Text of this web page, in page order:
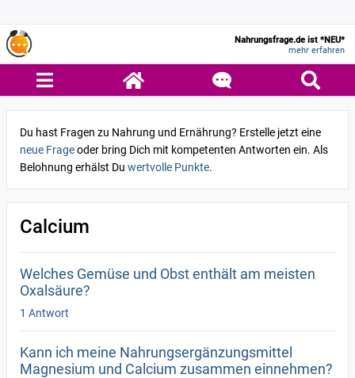
Nahrungsfrage.de ist *NEU*
mehr erfahren
Du hast Fragen zu Nahrung und Ernährung? Erstelle jetzt eine
neue Frageoder bring Dich mit kompetenten Antworten ein. Als
Belohnung erhälst Du wertvolle Punkte.
Calcium
Welches Gemüse und Obst enthält am meisten
Oxalsäure?
1 Antwort
Kann ich meine Nahrungsergänzungsmittel
Magnesium und Calcium zusammen einnehmen?